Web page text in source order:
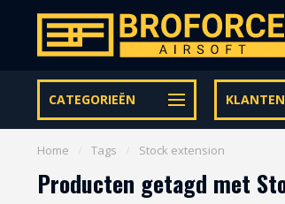
CATEGORIEËN
Let op onze speciale Facebook/Instagram
Home Tags Stock extension
Producten getagd met